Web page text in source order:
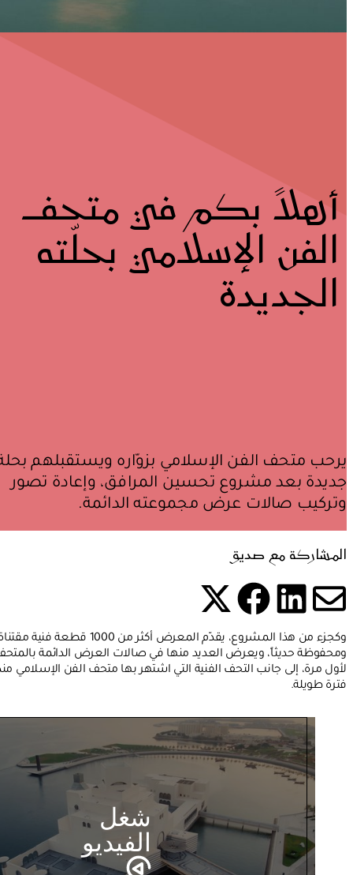
أهلاً بكم في متحف
الفن الإسلامي بحلّته
الجديدة
يرحب متحف الفن الإسلامي بزوّاره ويستقبلهم
جديدة بعد مشروع تحسين المرافق، وإعادة تصور
وتركيب صالات عرض مجموعته الدائمة.
المشاركة مع صديق
شارك هذه الصفحة
شارك هذه الصفحة
شارك هذه
شارك هذه وكجزء من هذا المشروع، يقدّم المعرض أكثر من 1000 قطعة فنية
ومحفوظة حديثاً، ويعرض العديد منها في صالات العرض الدائمة
لأول مرة، إلى جانب التحف الفنية التي اشتهر بها متحف الفن الإسلامي
فترة طويلة.
شغل
الفيديو